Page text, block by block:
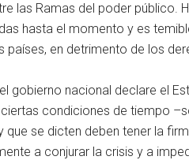
las Ramas del poder público.
hasta el momento y es
en detrimento de los
gobierno nacional declare el
condiciones de tiempo
se dicten deben tener la
a conjurar la crisis y a